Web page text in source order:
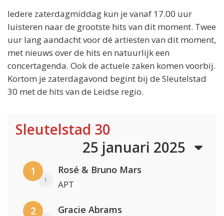
Iedere zaterdagmiddag kun je vanaf 17.00 uur
luisteren naar de grootste hits van dit moment. Twee
uur lang aandacht voor dé artiesten van dit moment,
met nieuws over de hits en natuurlijk een
concertagenda. Ook de actuele zaken komen voorbij.
Kortom je zaterdagavond begint bij de Sleutelstad
30 met de hits van de Leidse regio.
Sleutelstad 30
25 januari 2025
1
1
Rosé & Bruno Mars
APT
2 Gracie Abrams